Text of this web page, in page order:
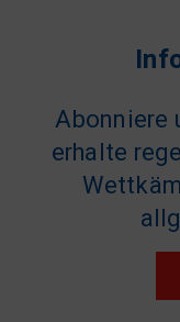
Abonniere
erhalte